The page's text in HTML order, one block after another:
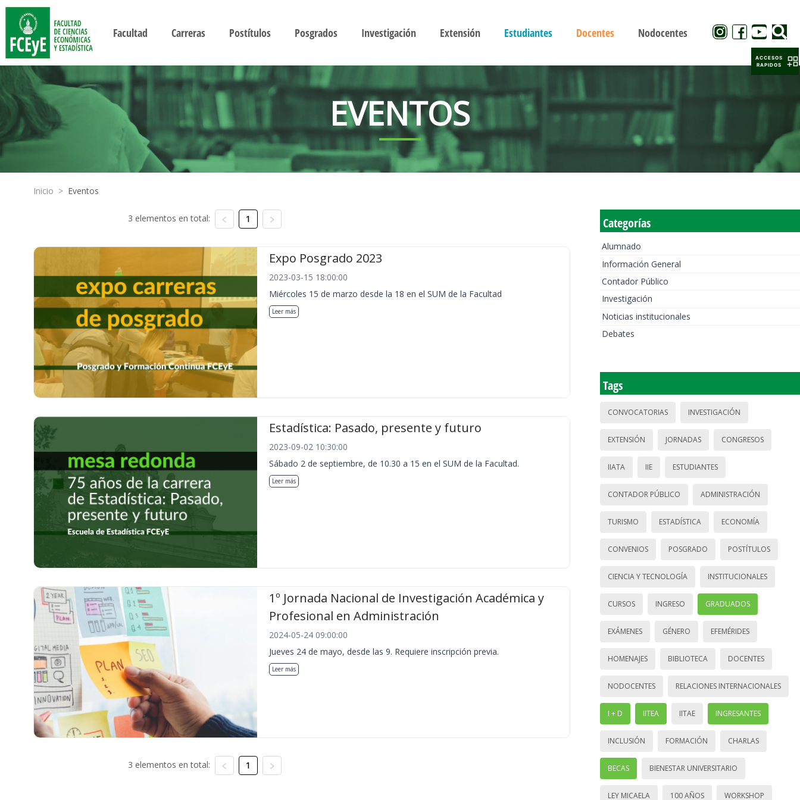
Facultad Carreras Postítulos Posgrados Investigación Extensión Estudiantes Docentes Nodocentes
EVENTOS
Inicio > Eventos
3 elementos en total: 1
Expo Posgrado 2023
2023-03-15 18:00:00
Miércoles 15 de marzo desde la 18 en el SUM de la Facultad
Leer más
Estadística: Pasado, presente y futuro
2023-09-02 10:30:00
Sábado 2 de septiembre, de 10.30 a 15 en el SUM de la Facultad.
Leer más
1º Jornada Nacional de Investigación Académica y
Profesional en Administración
2024-05-24 09:00:00
Jueves 24 de mayo, desde las 9. Requiere inscripción previa.
Leer más
3 elementos en total: 1
Categorías
Alumnado
Información General
Contador Público
Investigación
Noticias institucionales
Debates
Tags
CONVOCATORIAS INVESTIGACIÓN
EXTENSIÓN JORNADAS CONGRESOS
IIATA IIE ESTUDIANTES
CONTADOR PÚBLICO ADMINISTRACIÓN
TURISMO ESTADÍSTICA ECONOMÍA
CONVENIOS POSGRADO POSTÍTULOS
CIENCIA Y TECNOLOGÍA INSTITUCIONALES
CURSOS INGRESO GRADUADOS
EXÁMENES GÉNERO EFEMÉRIDES
HOMENAJES BIBLIOTECA DOCENTES
NODOCENTES RELACIONES INTERNACIONALES
I + D IITEA IITAE INGRESANTES
INCLUSIÓN FORMACIÓN CHARLAS
BECAS BIENESTAR UNIVERSITARIO
LEY MICAELA 100 AÑOS WORKSHOP
ACCESOS
RAPIDOS